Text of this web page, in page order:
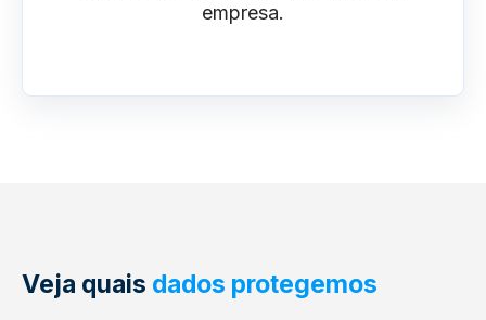
empresa.
Veja quais dados protegemos